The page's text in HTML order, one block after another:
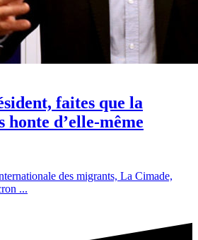
faites que la
honte d’elle-même
des migrants, La Cimade,
...